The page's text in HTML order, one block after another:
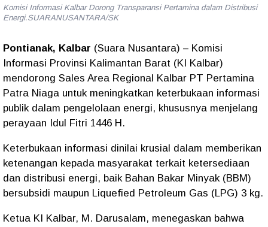
Komisi Informasi Kalbar Dorong Transparansi Pertamina dalam Distribusi
Energi.SUARANUSANTARA/SK
Pontianak, Kalbar (Suara Nusantara) – Komisi
Informasi Provinsi Kalimantan Barat (KI Kalbar)
mendorong Sales Area Regional Kalbar PT Pertamina
Patra Niaga untuk meningkatkan keterbukaan informasi
publik dalam pengelolaan energi, khususnya menjelang
perayaan Idul Fitri 1446 H.
Keterbukaan informasi dinilai krusial dalam memberikan
ketenangan kepada masyarakat terkait ketersediaan
dan distribusi energi, baik Bahan Bakar Minyak (BBM)
bersubsidi maupun Liquefied Petroleum Gas (LPG) 3 kg.
Ketua KI Kalbar, M. Darusalam, menegaskan bahwa